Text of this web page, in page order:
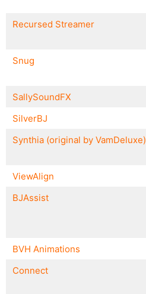
Recursed Streamer
Snug
SallySoundFX
SilverBJ
Synthia (original by VamDeluxe)
ViewAlign
BJAssist
BVH Animations
Connect